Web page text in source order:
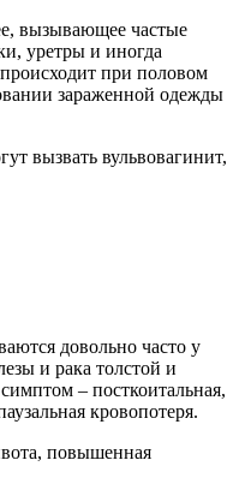
вызывающее частые
уретры и иногда
при половом
зараженной одежды
вызвать вульвовагинит,
довольно часто у
и рака толстой и
– посткоитальная,
кровопотеря.
повышенная